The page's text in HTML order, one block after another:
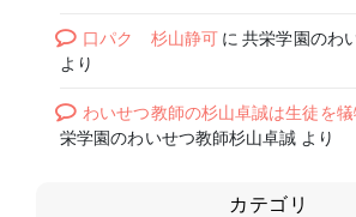
口パク 杉山静可に共栄学園のわ
より
わいせつ教師の杉山卓誠は生徒を
栄学園のわいせつ教師杉山卓誠 より
カテゴリ